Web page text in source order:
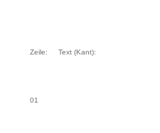
Zeile: Text (Kant):
01